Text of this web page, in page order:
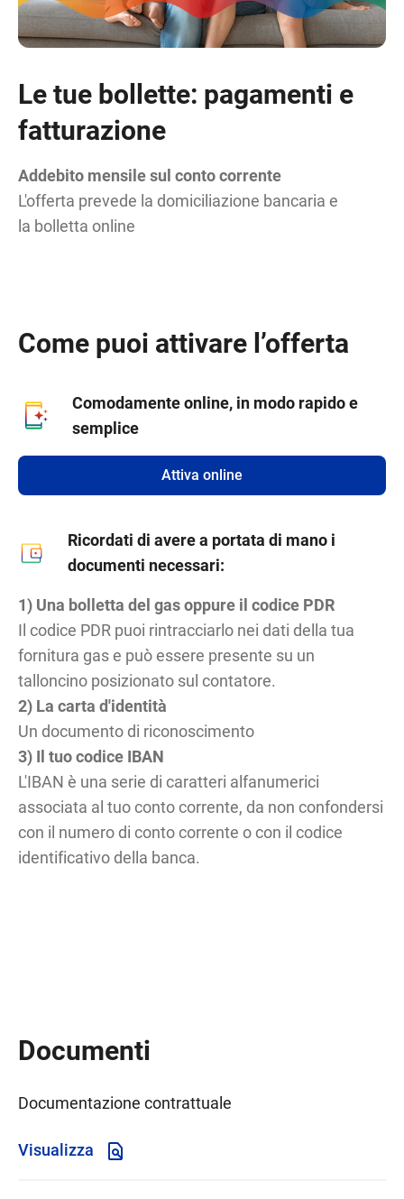
Le tue bollette: pagamenti e
fatturazione
Addebito mensile sul conto corrente
L'offerta prevede la domiciliazione bancaria e
la bolletta online
Come puoi attivare l’offerta
Comodamente online, in modo rapido e
semplice
Attiva online
Ricordati di avere a portata di mano i
documenti necessari:
1) Una bolletta del gas oppure il codice PDR
Il codice PDR puoi rintracciarlo nei dati della tua
fornitura gas e può essere presente su un
talloncino posizionato sul contatore.
2) La carta d'identità
Un documento di riconoscimento
3) Il tuo codice IBAN
L'IBAN è una serie di caratteri alfanumerici
associata al tuo conto corrente, da non confondersi
con il numero di conto corrente o con il codice
identificativo della banca.
Documenti
Documentazione contrattuale
Visualizza